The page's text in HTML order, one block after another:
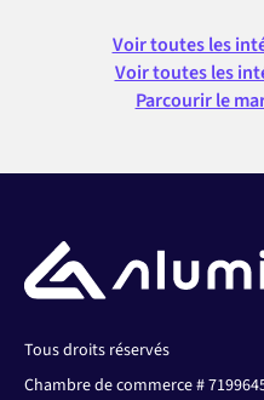
Voir toutes les
Voir toutes les
Parcourir le
Tous droits réservés
Chambre de commerce #